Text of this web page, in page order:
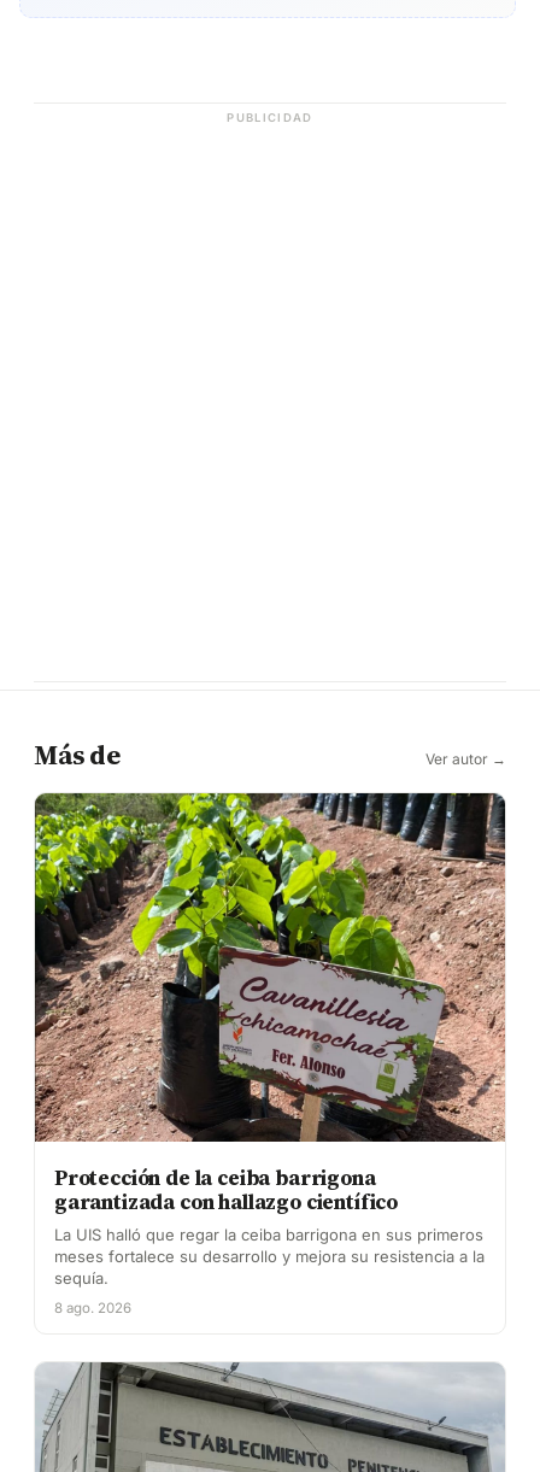
PUBLICIDAD
Más de Ver autor →
Protección de la ceiba barrigona
garantizada con hallazgo científico
La UIS halló que regar la ceiba barrigona en sus primeros
meses fortalece su desarrollo y mejora su resistencia a la
sequía.
8 ago. 2026